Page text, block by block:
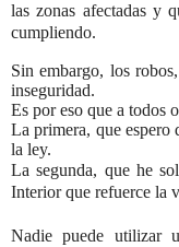
las zonas afectadas y
cumpliendo.
Sin embargo, los
inseguridad.
Es por eso que a todos
La primera, que espero
la ley.
La segunda, que he
Interior que refuerce la
Nadie puede utilizar